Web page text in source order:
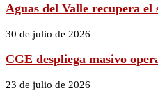
Aguas del Valle recupera el
30 de julio de 2026
CGE despliega masivo
23 de julio de 2026